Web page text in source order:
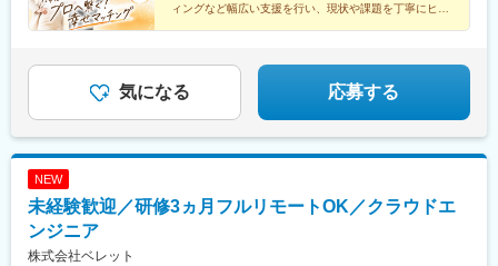
ィングなど幅広い支援を行い、現状や課題を丁寧にヒア
気になる 応募する
NEW
未経験歓迎／研修3ヵ月フルリモートOK／クラウドエ
ンジニア
株式会社ベレット